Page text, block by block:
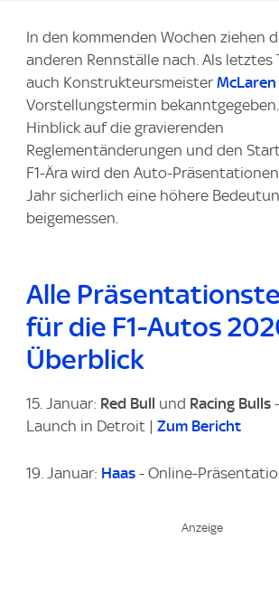
In den kommenden Wochen ziehen
anderen Rennställe nach. Als letztes
auch Konstrukteursmeister McLaren
Vorstellungstermin
Hinblick auf die gravierenden
Reglementänderungen und den
F1-Ära wird den Auto-
Jahr sicherlich eine höhere
beigemessen.
Alle
für die F1-Autos
Überblick
15. Januar: Red Bull und Racing Bulls -
Launch in Detroit | Zum Bericht
19. Januar: Haas - Online-